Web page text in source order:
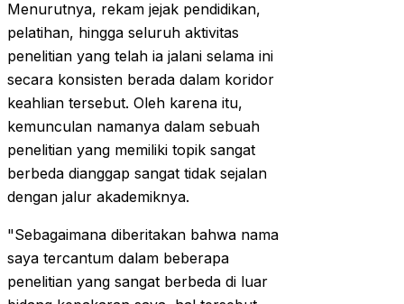
Menurutnya, rekam jejak pendidikan,
pelatihan, hingga seluruh aktivitas
penelitian yang telah ia jalani selama ini
secara konsisten berada dalam koridor
keahlian tersebut. Oleh karena itu,
kemunculan namanya dalam sebuah
penelitian yang memiliki topik sangat
berbeda dianggap sangat tidak sejalan
dengan jalur akademiknya.
"Sebagaimana diberitakan bahwa nama
saya tercantum dalam beberapa
penelitian yang sangat berbeda di luar